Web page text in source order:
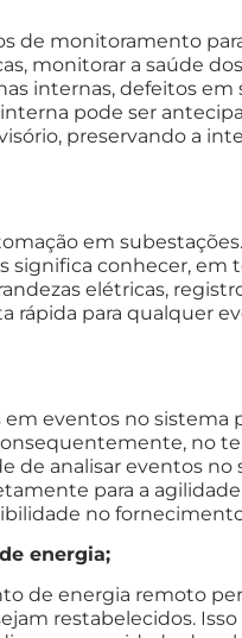
de monitoramento
monitorar a saúde
internas, defeitos
pode ser
preservando a
em
significa conhecer, em
elétricas,
rápida para qualquer
em eventos no
no
de analisar eventos no
para a
no
energia;
de energia remoto
restabelecidos.